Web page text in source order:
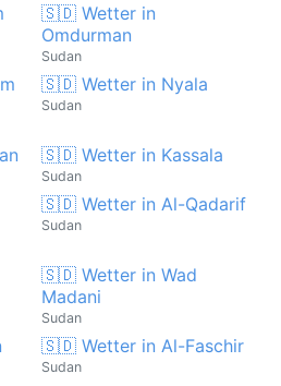
🇸🇩 Wetter in
Omdurman
Sudan
🇸🇩 Wetter in Nyala
Sudan
🇸🇩 Wetter in Kassala
Sudan
🇸🇩 Wetter in Al-Qadarif
Sudan
🇸🇩 Wetter in Wad
Madani
Sudan
🇸🇩 Wetter in Al-Faschir
Sudan